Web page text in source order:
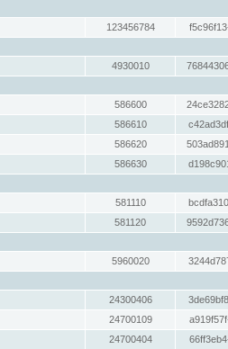
123456784
4930010
586600
586610
586620
586630
581110
581120
5960020
24300406
24700109
24700404